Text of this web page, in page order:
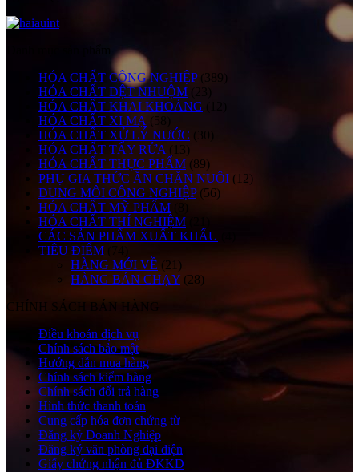
HÓA CHẤT CÔNG NGHIỆP (389)
HÓA CHẤT DỆT NHUỘM (23)
HÓA CHẤT KHAI KHOÁNG
HÓA CHẤT XI MẠ (58)
HÓA CHẤT XỬ LÝ NƯỚC (30)
HÓA CHẤT TẨY RỬA (13)
HÓA CHẤT THỰC PHẨM (89)
PHỤ GIA THỨC ĂN CHĂN NUÔI (12)
DUNG MÔI CÔNG NGHIỆP (56)
HÓA CHẤT MỸ PHẨM
(8)
HÓA CHẤT THÍ NGHIỆM
CÁC SẢN PHẨM XUẤT KHẨU
TIÊU ĐIỂM
(74)
HÀNG MỚI VỀ (21)
HÀNG BÁN CHẠY (28)
CHÍNH SÁCH BÁN HÀNG
Điều khoản dịch vụ
Chính sách bảo mật
Hướng dẫn mua hàng
Chính sách kiểm hàng
Chính sách đổi trả hàng
Hình thức thanh toán
Cung cấp hóa đơn chứng từ
Đăng ký Doanh Nghiệp
Đăng ký văn phòng đại diện
Giấy chứng nhận đủ ĐKKD